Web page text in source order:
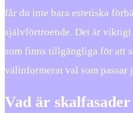
får du inte bara estetiska
självförtroende. Det är
som finns tillgängliga för att
välinformerat val som passar
Vad är